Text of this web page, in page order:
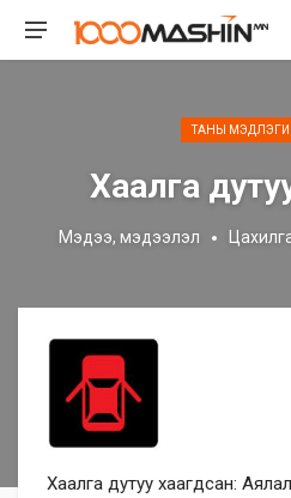
ТАНЫ
Хаалга
Мэдээ, мэдээлэл
Хаалга дутуу хаагдсан: